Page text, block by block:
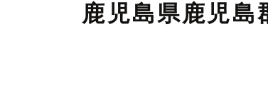
鹿児島県鹿児島